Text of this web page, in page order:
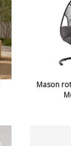
Mason